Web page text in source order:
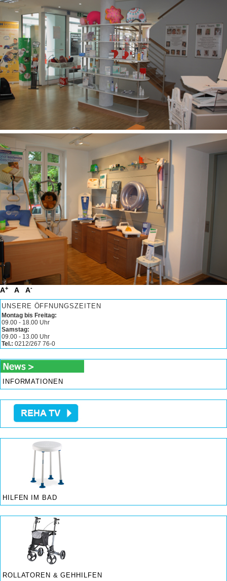
A+ A A-
UNSERE ÖFFNUNGSZEITEN
Montag bis Freitag:
09.00 - 18.00 Uhr
Samstag:
09.00 - 13.00 Uhr
Tel.: 0212/267 76-0
INFORMATIONEN
HILFEN IM BAD
ROLLATOREN & GEHHILFEN